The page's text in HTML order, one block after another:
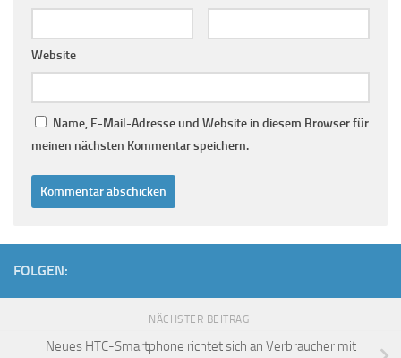
Website
Name, E-Mail-Adresse und Website in diesem Browser für
meinen nächsten Kommentar speichern.
FOLGEN:
NÄCHSTER BEITRAG
Neues HTC-Smartphone richtet sich an Verbraucher mit